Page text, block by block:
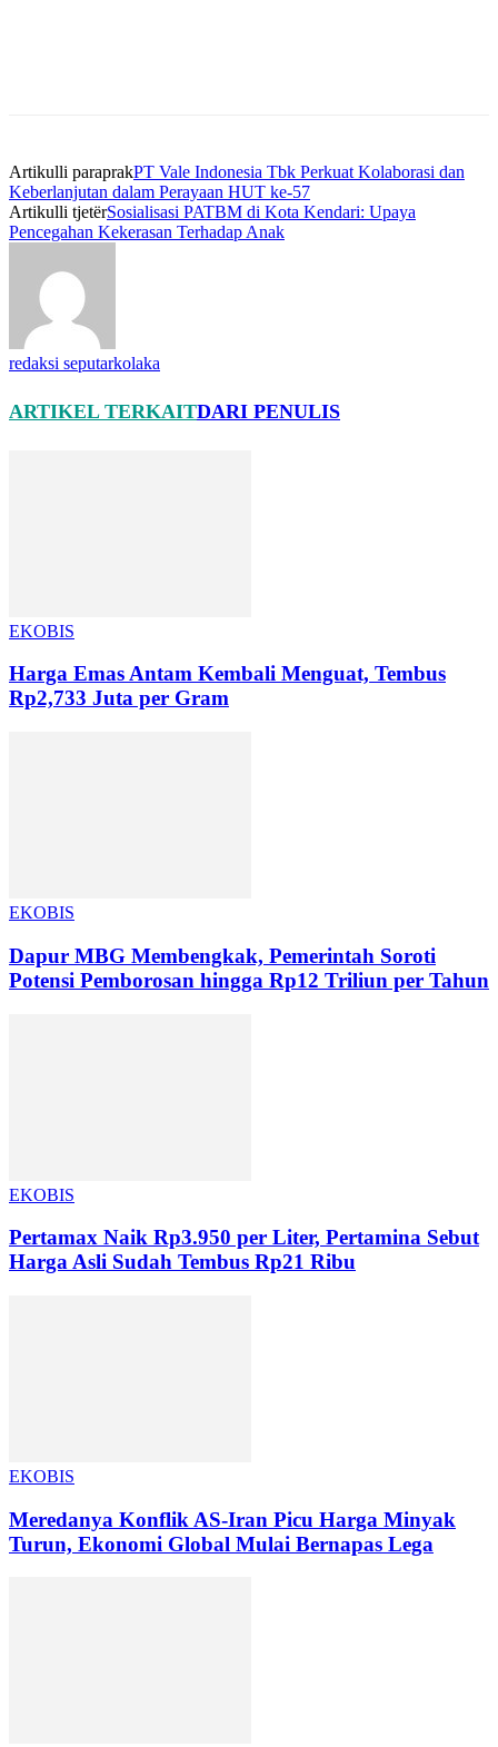
Artikulli paraprakPT Vale Indonesia Tbk Perkuat Kolaborasi dan
Keberlanjutan dalam Perayaan HUT ke-57
Artikulli tjetërSosialisasi PATBM di Kota Kendari: Upaya
Pencegahan Kekerasan Terhadap Anak
redaksi seputarkolaka
ARTIKEL TERKAITDARI PENULIS
EKOBIS
Harga Emas Antam Kembali Menguat, Tembus
Rp2,733 Juta per Gram
EKOBIS
Dapur MBG Membengkak, Pemerintah Soroti
Potensi Pemborosan hingga Rp12 Triliun per Tahun
EKOBIS
Pertamax Naik Rp3.950 per Liter, Pertamina Sebut
Harga Asli Sudah Tembus Rp21 Ribu
EKOBIS
Meredanya Konflik AS-Iran Picu Harga Minyak
Turun, Ekonomi Global Mulai Bernapas Lega